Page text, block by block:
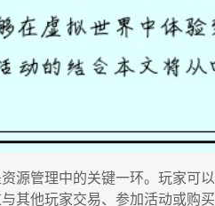
源管理中的关键一环。玩家可
其他玩家交易、参加活动或购